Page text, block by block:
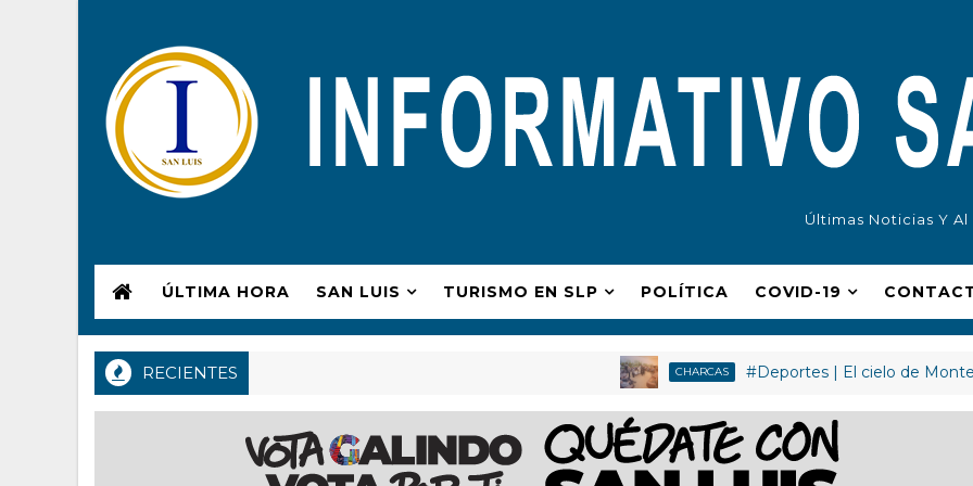
Últimas Noticias Y Al
ÚLTIMA HORA SAN LUIS TURISMO EN SLP POLÍ­TICA COVID-19
RECIENTES CHARCAS #Deportes | El cielo de Monterrey